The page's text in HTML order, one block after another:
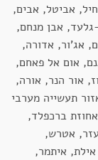
אביטל, אבים,
גלעד, אבן מנחם,
אג'ור, אדורה,
אום אל פאחם,
אור הנר, אורה,
תעשייה מערבי
ברכפלד,
אטרש,
אילת, איתמר,